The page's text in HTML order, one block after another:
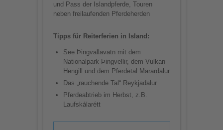
und Pass der Islandpferde, Touren
neben freilaufenden Pferdeherden
Tipps für Reiterferien in Island:
See Þingvallavatn mit dem
Nationalpark Þingvellir, dem Vulkan
Hengill und dem Pferdetal Marardalur
Das „rauchende Tal“ Reykjadalur
Pferdeabtrieb im Herbst, z.B.
Laufskálarétt